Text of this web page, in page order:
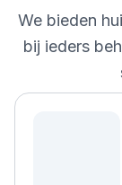
We bieden
bij ieders